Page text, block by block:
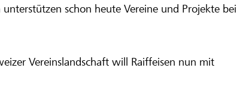
schon heute Vereine und Projekte bei
Vereinslandschaft will Raiffeisen nun mit